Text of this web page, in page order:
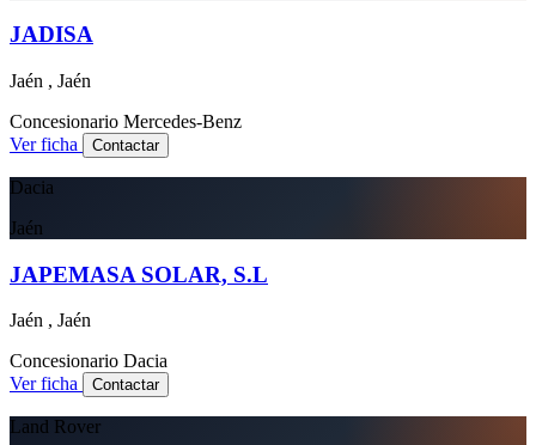
JADISA
Jaén , Jaén
Concesionario Mercedes-Benz
Ver ficha
Contactar
Dacia
Jaén
JAPEMASA SOLAR, S.L
Jaén , Jaén
Concesionario Dacia
Ver ficha
Contactar
Land Rover